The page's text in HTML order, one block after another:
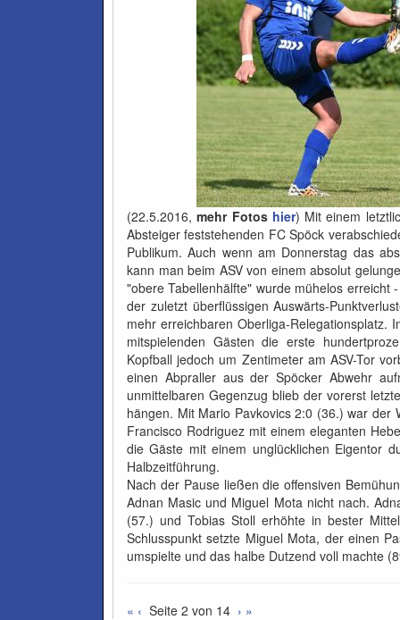
(22.5.2016,mehr Fotos hier) Mit einem
Absteiger feststehenden FC Spöck
Publikum. Auch wenn am Donnerstag das
kann man beim ASV von einem absolut
"obere Tabellenhälfte" wurde mühelos erreicht
der zuletzt überflüssigen Auswärts-
mehr erreichbaren Oberliga-Relegationsplatz.
mitspielenden Gästen die erste
Kopfball jedoch um Zentimeter am ASV-Tor
einen Abpraller aus der Spöcker Abwehr
unmittelbaren Gegenzug blieb der vorerst
hängen. Mit Mario Pavkovics 2:0 (36.) war der
Francisco Rodriguez mit einem eleganten
die Gäste mit einem unglücklichen Eigentor
Halbzeitführung.
Nach der Pause ließen die offensiven
Adnan Masic und Miguel Mota nicht nach.
(57.) und Tobias Stoll erhöhte in bester
Schlusspunkt setzte Miguel Mota, der einen
umspielte und das halbe Dutzend voll machte
« ‹ Seite 2 von 14 › »